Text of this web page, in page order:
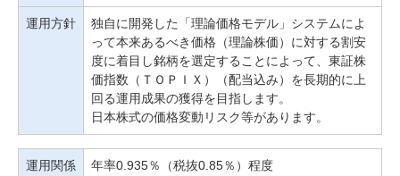
運用方針
独自に開発した「理論価格モデル」システムによ
って本来あるべき価格（理論株価）に対する割安
度に着目し銘柄を選定することによって、東証株
価指数（ＴＯＰＩＸ）（配当込み）を長期的に上
回る運用成果の獲得を目指します。
日本株式の価格変動リスク等があります。
運用関係
年率0.935％（税抜0.85％）程度